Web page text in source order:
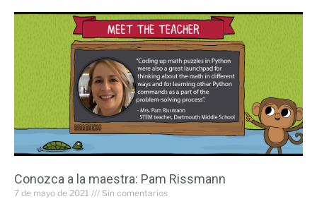
Conozca a la maestra: Pam Rissmann
7 de mayo de 2021 Sin comentarios